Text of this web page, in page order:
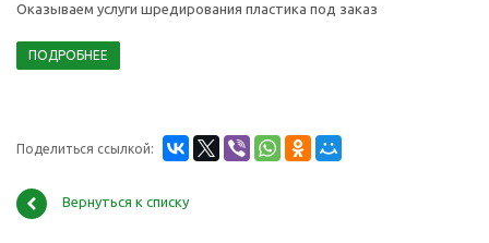
Оказываем услуги шредирования пластика под заказ
ПОДРОБНЕЕ
Поделиться ссылкой:
Вернуться к списку